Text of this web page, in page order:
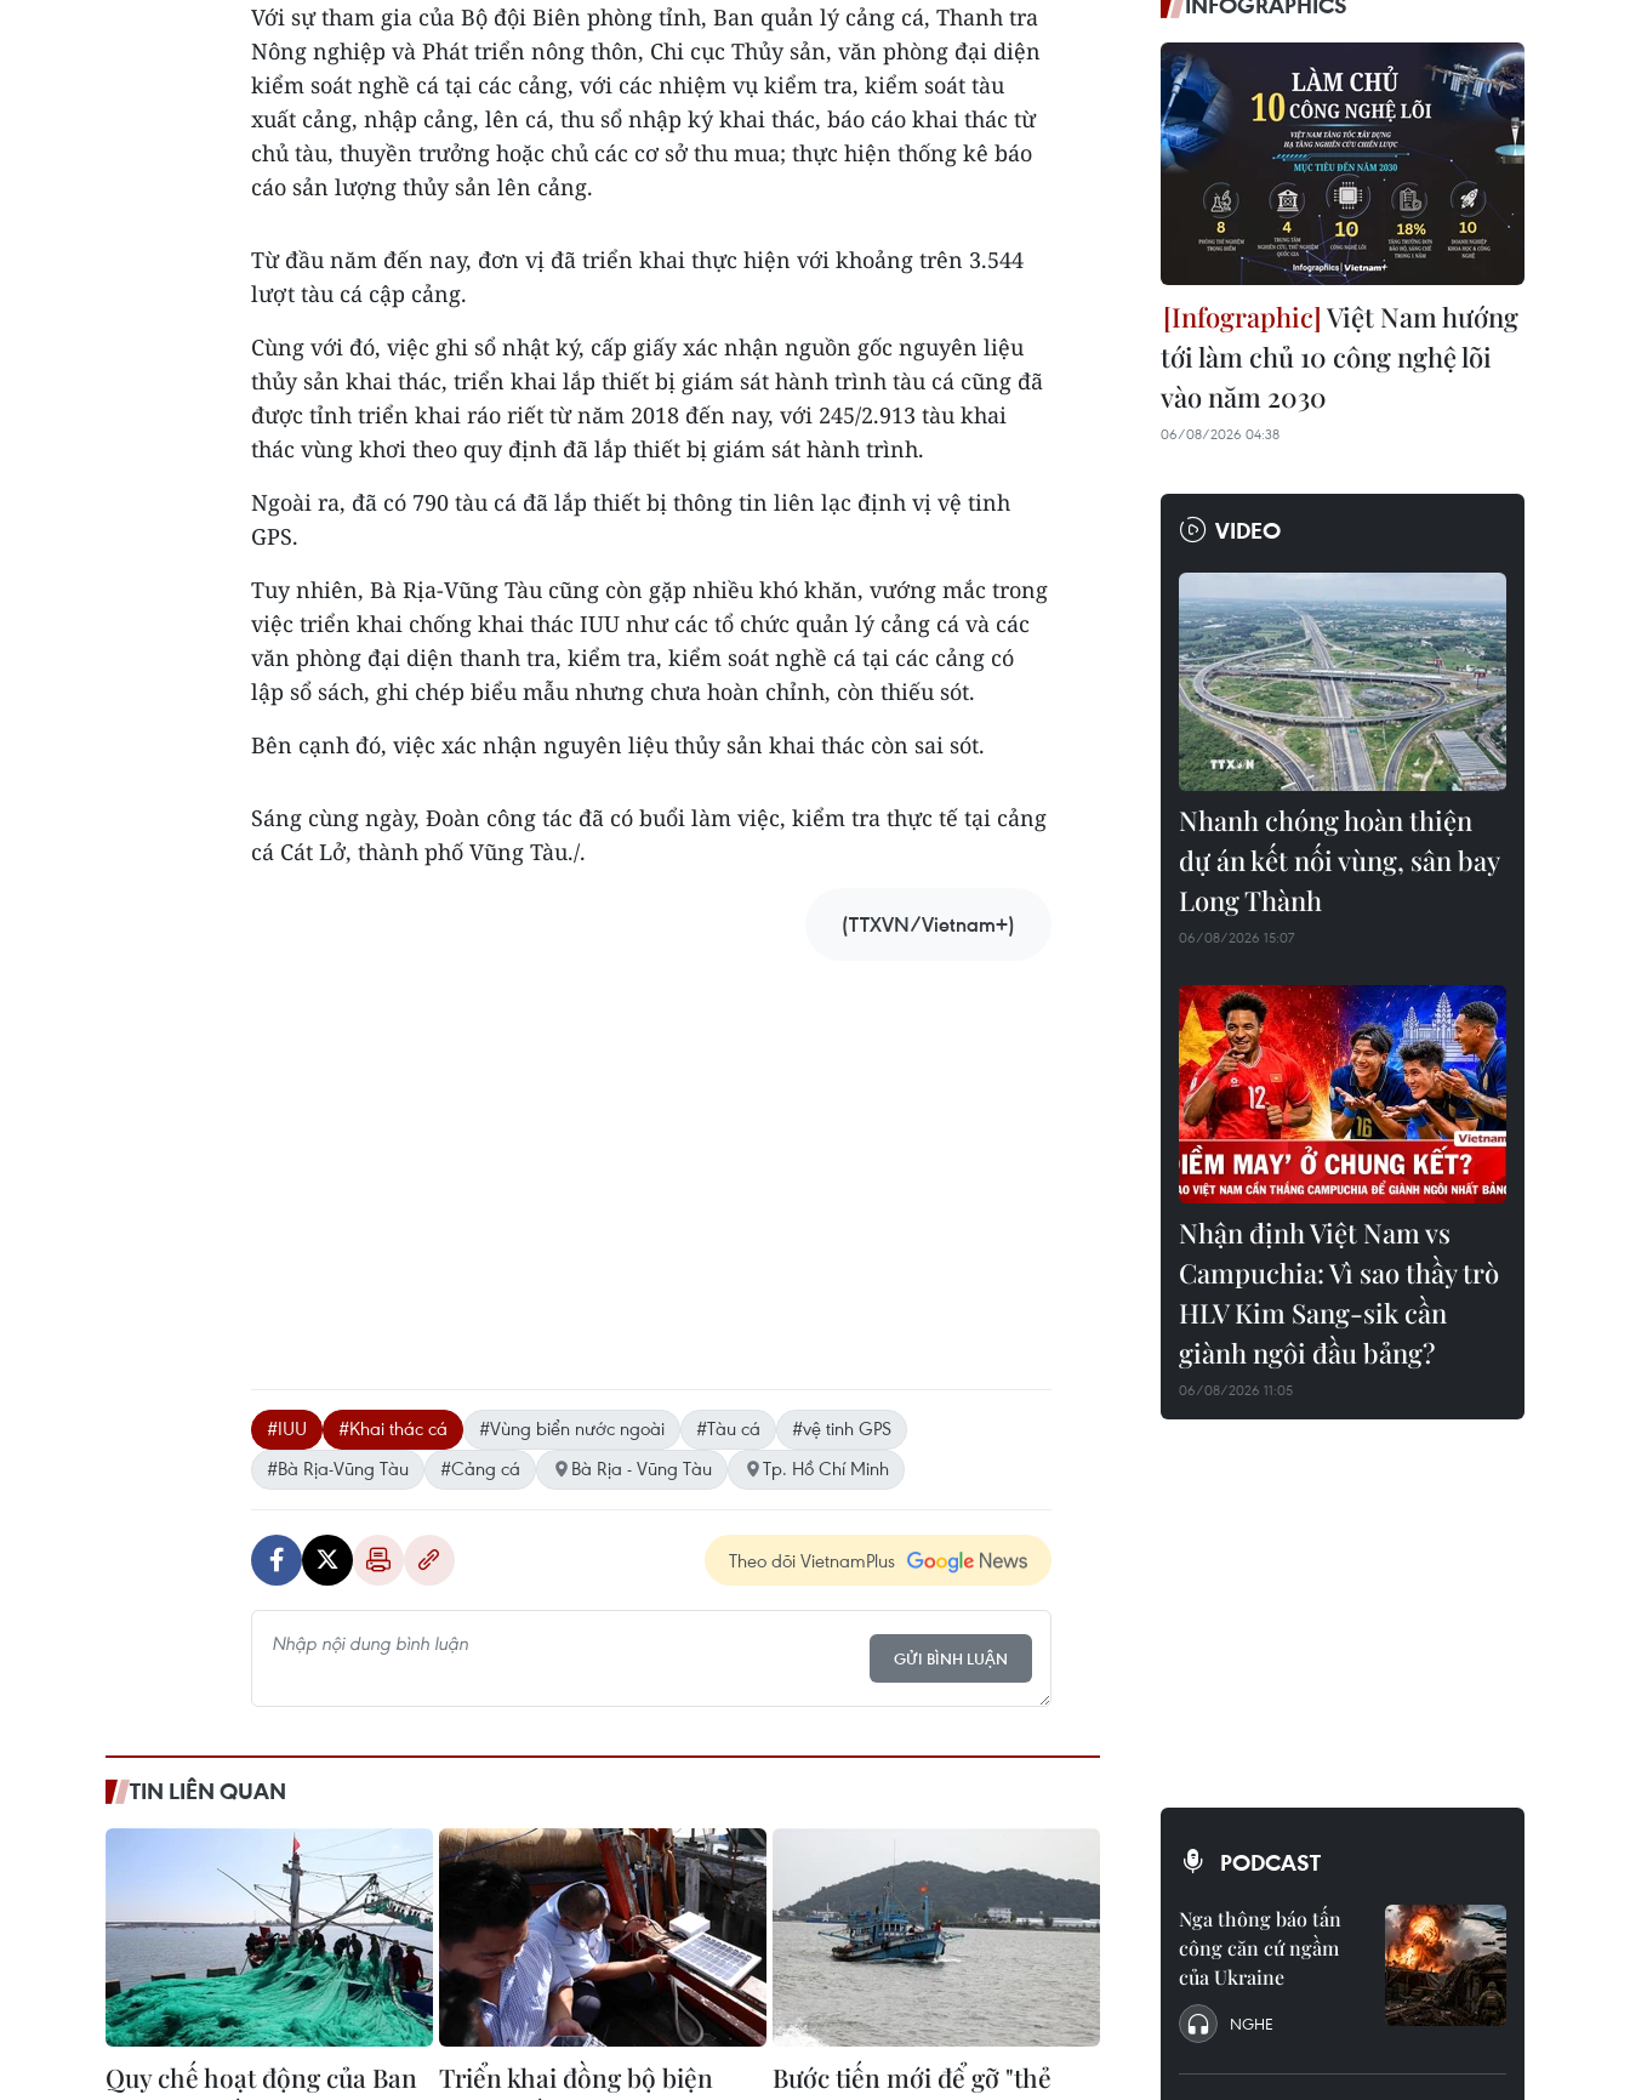
Với sự tham gia của Bộ đội Biên phòng tỉnh, Ban quản lý cảng cá, Thanh tra
Nông nghiệp và Phát triển nông thôn, Chi cục Thủy sản, văn phòng đại diện
kiểm soát nghề cá tại các cảng, với các nhiệm vụ kiểm tra, kiểm soát tàu
xuất cảng, nhập cảng, lên cá, thu sổ nhập ký khai thác, báo cáo khai thác từ
chủ tàu, thuyền trưởng hoặc chủ các cơ sở thu mua; thực hiện thống kê báo
cáo sản lượng thủy sản lên cảng.
Từ đầu năm đến nay, đơn vị đã triển khai thực hiện với khoảng trên 3.544
lượt tàu cá cập cảng.
Cùng với đó, việc ghi sổ nhật ký, cấp giấy xác nhận nguồn gốc nguyên liệu
thủy sản khai thác, triển khai lắp thiết bị giám sát hành trình tàu cá cũng đã
được tỉnh triển khai ráo riết từ năm 2018 đến nay, với 245/2.913 tàu khai
thác vùng khơi theo quy định đã lắp thiết bị giám sát hành trình.
Ngoài ra, đã có 790 tàu cá đã lắp thiết bị thông tin liên lạc định vị vệ tinh
GPS.
Tuy nhiên, Bà Rịa-Vũng Tàu cũng còn gặp nhiều khó khăn, vướng mắc trong
việc triển khai chống khai thác IUU như các tổ chức quản lý cảng cá và các
văn phòng đại diện thanh tra, kiểm tra, kiểm soát nghề cá tại các cảng có
lập sổ sách, ghi chép biểu mẫu nhưng chưa hoàn chỉnh, còn thiếu sót.
Bên cạnh đó, việc xác nhận nguyên liệu thủy sản khai thác còn sai sót.
Sáng cùng ngày, Đoàn công tác đã có buổi làm việc, kiểm tra thực tế tại cảng
cá Cát Lở, thành phố Vũng Tàu./.
(TTXVN/Vietnam+)
#IUU #Khai thác cá #Vùng biển nước ngoài #Tàu cá
#vệ tinh GPS
#Bà Rịa-Vũng Tàu
#Cảng cá Bà Rịa - Vũng Tàu Tp. Hồ Chí Minh
Theo dõi VietnamPlus
GỬI BÌNH LUẬN
TIN LIÊN QUAN
Quy chế hoạt động của Ban
Triển khai đồng bộ biện
Bước tiến mới để gỡ "thẻ
Việt Nam hướng
tới làm chủ 10 công nghệ lõi
vào năm 2030
06/08/2026 04:38
VIDEO
Nhanh chóng hoàn thiện
dự án kết nối vùng, sân bay
Long Thành
06/08/2026 15:07
Nhận định Việt Nam vs
Campuchia: Vì sao thầy trò
HLV Kim Sang-sik cần
giành ngôi đầu bảng?
06/08/2026 11:05
PODCAST
Nga thông báo tấn
công căn cứ ngầm
của Ukraine
NGHE